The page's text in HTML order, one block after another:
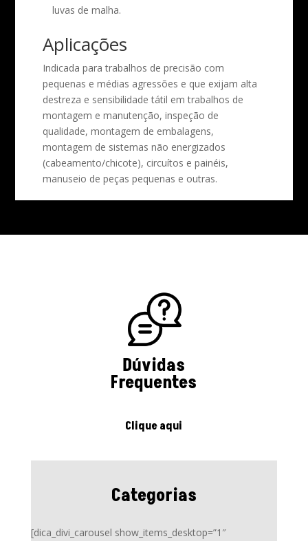
luvas de malha.
Aplicações
Indicada para trabalhos de precisão com
pequenas e médias agressões e que exijam alta
destreza e sensibilidade tátil em trabalhos de
montagem e manutenção, inspeção de
qualidade, montagem de embalagens,
montagem de sistemas não energizados
(cabeamento/chicote), circuítos e painéis,
manuseio de peças pequenas e outras.
Dúvidas
Frequentes
Clique aqui
Categorias
[dica_divi_carousel show_items_desktop=”1″